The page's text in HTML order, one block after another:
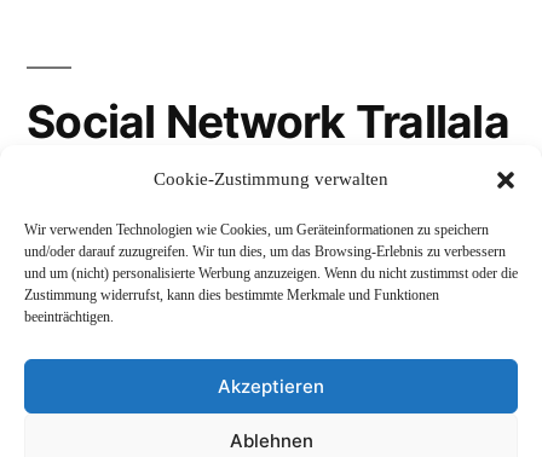
Cookie-Zustimmung verwalten
Wir verwenden Technologien wie Cookies, um Geräteinformationen zu speichern
und/oder darauf zuzugreifen. Wir tun dies, um das Browsing-Erlebnis zu verbessern
und um (nicht) personalisierte Werbung anzuzeigen. Wenn du nicht zustimmst oder die
Zustimmung widerrufst, kann dies bestimmte Merkmale und Funktionen
beeinträchtigen.
Akzeptieren
Ablehnen
Social Network Trallala
LinkedIn
Mastodon
Stolz präsentiert von WordPress.